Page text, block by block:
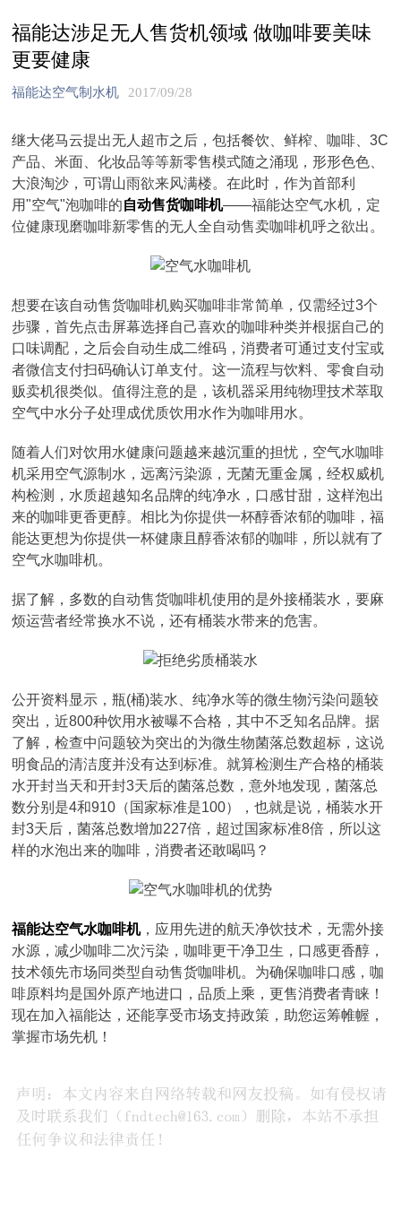
福能达涉足无人售货机领域 做咖啡要美味
更要健康
福能达空气制水机 2017/09/28
继大佬马云提出无人超市之后，包括餐饮、鲜榨、咖啡、3C
产品、米面、化妆品等等新零售模式随之涌现，形形色色、
大浪淘沙，可谓山雨欲来风满楼。在此时，作为首部利
用"空气"泡咖啡的自动售货咖啡机——福能达空气水机，定
位健康现磨咖啡新零售的无人全自动售卖咖啡机呼之欲出。
想要在该自动售货咖啡机购买咖啡非常简单，仅需经过3个
步骤，首先点击屏幕选择自己喜欢的咖啡种类并根据自己的
口味调配，之后会自动生成二维码，消费者可通过支付宝或
者微信支付扫码确认订单支付。这一流程与饮料、零食自动
贩卖机很类似。值得注意的是，该机器采用纯物理技术萃取
空气中水分子处理成优质饮用水作为咖啡用水。
随着人们对饮用水健康问题越来越沉重的担忧，空气水咖啡
机采用空气源制水，远离污染源，无菌无重金属，经权威机
构检测，水质超越知名品牌的纯净水，口感甘甜，这样泡出
来的咖啡更香更醇。相比为你提供一杯醇香浓郁的咖啡，福
能达更想为你提供一杯健康且醇香浓郁的咖啡，所以就有了
空气水咖啡机。
据了解，多数的自动售货咖啡机使用的是外接桶装水，要麻
烦运营者经常换水不说，还有桶装水带来的危害。
公开资料显示，瓶(桶)装水、纯净水等的微生物污染问题较
突出，近800种饮用水被曝不合格，其中不乏知名品牌。据
了解，检查中问题较为突出的为微生物菌落总数超标，这说
明食品的清洁度并没有达到标准。就算检测生产合格的桶装
水开封当天和开封3天后的菌落总数，意外地发现，菌落总
数分别是4和910（国家标准是100），也就是说，桶装水开
封3天后，菌落总数增加227倍，超过国家标准8倍，所以这
样的水泡出来的咖啡，消费者还敢喝吗？
福能达空气水咖啡机，应用先进的航天净饮技术，无需外接
水源，减少咖啡二次污染，咖啡更干净卫生，口感更香醇，
技术领先市场同类型自动售货咖啡机。为确保咖啡口感，咖
啡原料均是国外原产地进口，品质上乘，更售消费者青睐！
现在加入福能达，还能享受市场支持政策，助您运筹帷幄，
掌握市场先机！